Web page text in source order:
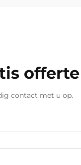
offerte
contact met u op.